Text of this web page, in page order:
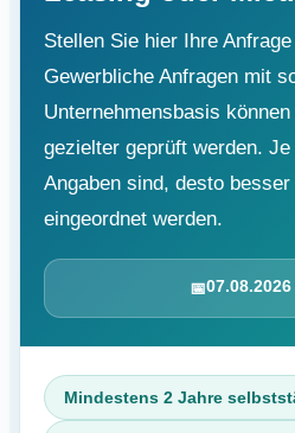
Stellen Sie hier Ihre
Gewerbliche Anfragen mit
Unternehmensbasis
gezielter geprüft werden.
Angaben sind, desto
eingeordnet werden.
📅
Mindestens 2 Jahre